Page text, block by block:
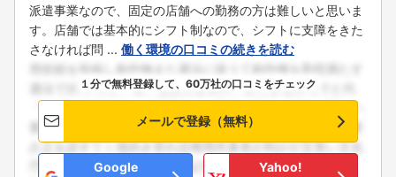
派遣事業なので、固定の店舗への勤務の方は難しいと思いま
す。店舗では基本的にシフト制なので、シフトに支障をきた
さなければ問 ... 働く環境の口コミの続きを読む
１分で無料登録して、60万社の口コミをチェック
メールで登録（無料）
Google
Yahoo!